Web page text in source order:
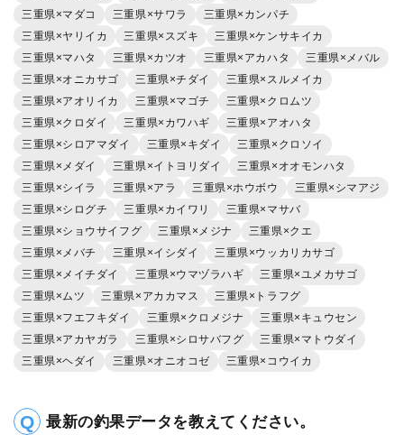
三重県×マダコ
三重県×サワラ
三重県×カンパチ
三重県×ヤリイカ
三重県×スズキ
三重県×ケンサキイカ
三重県×マハタ
三重県×カツオ 三重県×アカハタ
三重県×メバル
三重県×オニカサゴ
三重県×チダイ
三重県×スルメイカ
三重県×アオリイカ
三重県×マゴチ
三重県×クロムツ
三重県×クロダイ
三重県×カワハギ
三重県×アオハタ
三重県×シロアマダイ
三重県×キダイ
三重県×クロソイ
三重県×メダイ
三重県×イトヨリダイ
三重県×オオモンハタ
三重県×シイラ
三重県×アラ 三重県×ホウボウ
三重県×シマアジ
三重県×シログチ
三重県×カイワリ
三重県×マサバ
三重県×ショウサイフグ
三重県×メジナ
三重県×クエ
三重県×メバチ
三重県×イシダイ
三重県×ウッカリカサゴ
三重県×メイチダイ
三重県×ウマヅラハギ
三重県×ユメカサゴ
三重県×ムツ
三重県×アカカマス
三重県×トラフグ
三重県×フエフキダイ
三重県×クロメジナ
三重県×キュウセン
三重県×アカヤガラ
三重県×シロサバフグ
三重県×マトウダイ
三重県×ヘダイ
三重県×オニオコゼ 三重県×コウイカ
最新の釣果データを教えてください。